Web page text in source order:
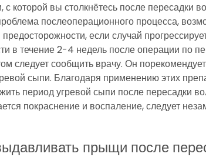
с которой вы столкнётесь после пересадки
послеоперационного процесса,
если случай
в течение 2-4 недель после операции по
следует сообщить врачу. Он
сыпи. Благодаря применению этих
период угревой сыпи после пересадки
покраснение и воспаление, следует
прыщи после